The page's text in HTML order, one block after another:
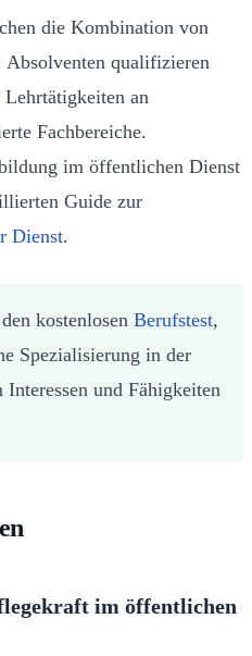
die Kombination von
qualifizieren
an
Fachbereiche.
im öffentlichen Dienst
Guide zur
Dienst.
kostenlosen Berufstest,
Spezialisierung in der
und Fähigkeiten
im öffentlichen